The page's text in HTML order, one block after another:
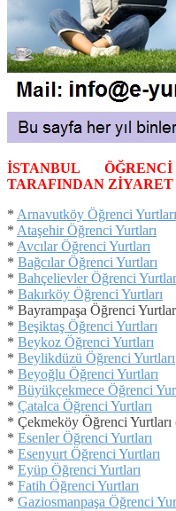
İSTANBUL
TARAFINDAN
* Arnavutköy Öğrenci Yurtları
* Ataşehir Öğrenci Yurtları
* Avcılar Öğrenci Yurtları
* Bağcılar Öğrenci Yurtları
* Bahçelievler Öğrenci
* Bakırköy Öğrenci Yurtları
* Bayrampaşa Öğrenci
* Beşiktaş Öğrenci Yurtları
* Beykoz Öğrenci Yurtları
* Beylikdüzü Öğrenci Yurtları
* Beyoğlu Öğrenci Yurtları
* Büyükçekmece Öğrenci
* Çatalca Öğrenci Yurtları
* Çekmeköy Öğrenci
* Esenler Öğrenci Yurtları
* Esenyurt Öğrenci Yurtları
* Eyüp Öğrenci Yurtları
* Fatih Öğrenci Yurtları
* Gaziosmanpaşa Öğrenci